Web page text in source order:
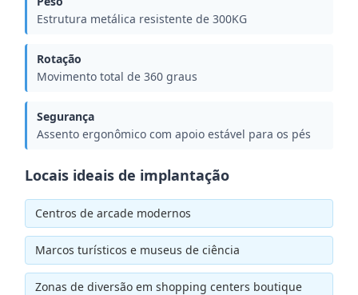
Estrutura metálica resistente de 300KG
Rotação
Movimento total de 360 ​​graus
Segurança
Assento ergonômico com apoio estável para os pés
Locais ideais de implantação
Centros de arcade modernos
Marcos turísticos e museus de ciência
Zonas de diversão em shopping centers boutique